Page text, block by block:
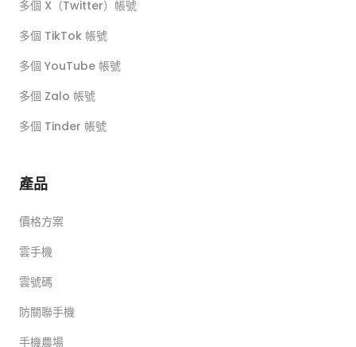
多個 X（Twitter）帳號
多個 TikTok 帳號
多個 YouTube 帳號
多個 Zalo 帳號
多個 Tinder 帳號
產品
價格方案
雲手機
雲號碼
防關聯手機
手機農場